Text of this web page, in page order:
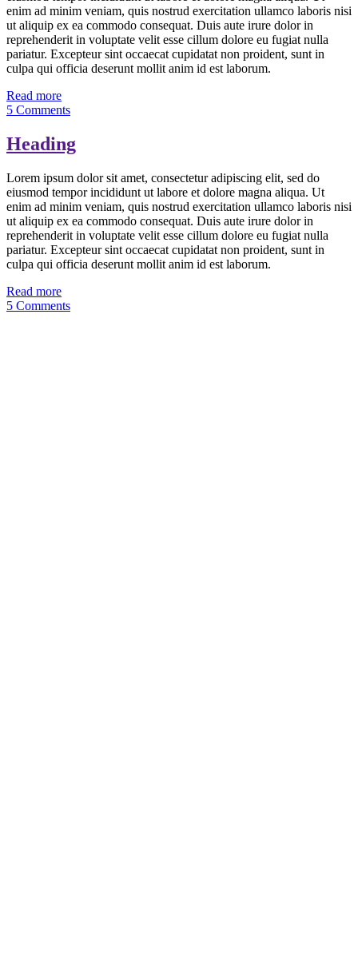
enim ad minim veniam, quis nostrud exercitation ullamco laboris nisi
ut aliquip ex ea commodo consequat. Duis aute irure dolor in
reprehenderit in voluptate velit esse cillum dolore eu fugiat nulla
pariatur. Excepteur sint occaecat cupidatat non proident, sunt in
culpa qui officia deserunt mollit anim id est laborum.
Read more
5 Comments
Heading
Lorem ipsum dolor sit amet, consectetur adipiscing elit, sed do
eiusmod tempor incididunt ut labore et dolore magna aliqua. Ut
enim ad minim veniam, quis nostrud exercitation ullamco laboris nisi
ut aliquip ex ea commodo consequat. Duis aute irure dolor in
reprehenderit in voluptate velit esse cillum dolore eu fugiat nulla
pariatur. Excepteur sint occaecat cupidatat non proident, sunt in
culpa qui officia deserunt mollit anim id est laborum.
Read more
5 Comments